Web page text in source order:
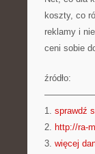
koszty, co
reklamy i
ceni sobie
źródło:
1. sprawdź
2. http://ra-
3. więcej